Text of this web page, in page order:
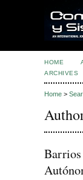
HOME
ARCHIVES
Home >